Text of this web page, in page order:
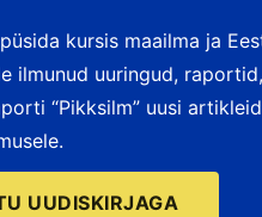
kursis maailma ja
ilmunud uuringud,
“Pikksilm” uusi
UUDISKIRJAGA